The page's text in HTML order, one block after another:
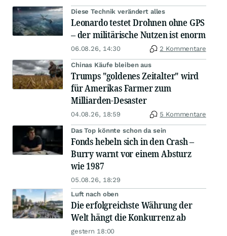
Diese Technik verändert alles
Leonardo testet Drohnen ohne GPS
– der militärische Nutzen ist enorm
06.08.26, 14:30 2 Kommentare
Chinas Käufe bleiben aus
Trumps "goldenes Zeitalter" wird
für Amerikas Farmer zum
Milliarden-Desaster
04.08.26, 18:59 5 Kommentare
Das Top könnte schon da sein
Fonds hebeln sich in den Crash –
Burry warnt vor einem Absturz
wie 1987
05.08.26, 18:29
Luft nach oben
Die erfolgreichste Währung der
Welt hängt die Konkurrenz ab
gestern 18:00